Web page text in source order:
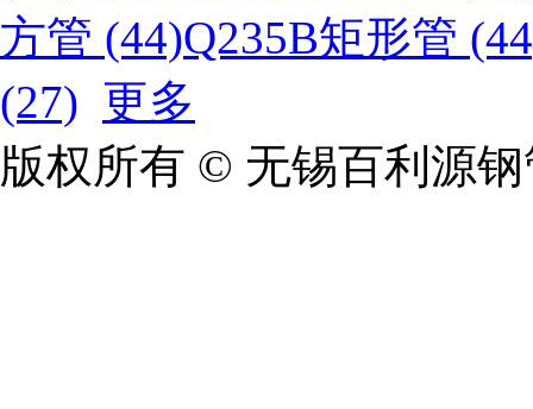
方管 (44)Q235B矩形管
(27) 更多
版权所有 © 无锡百利源